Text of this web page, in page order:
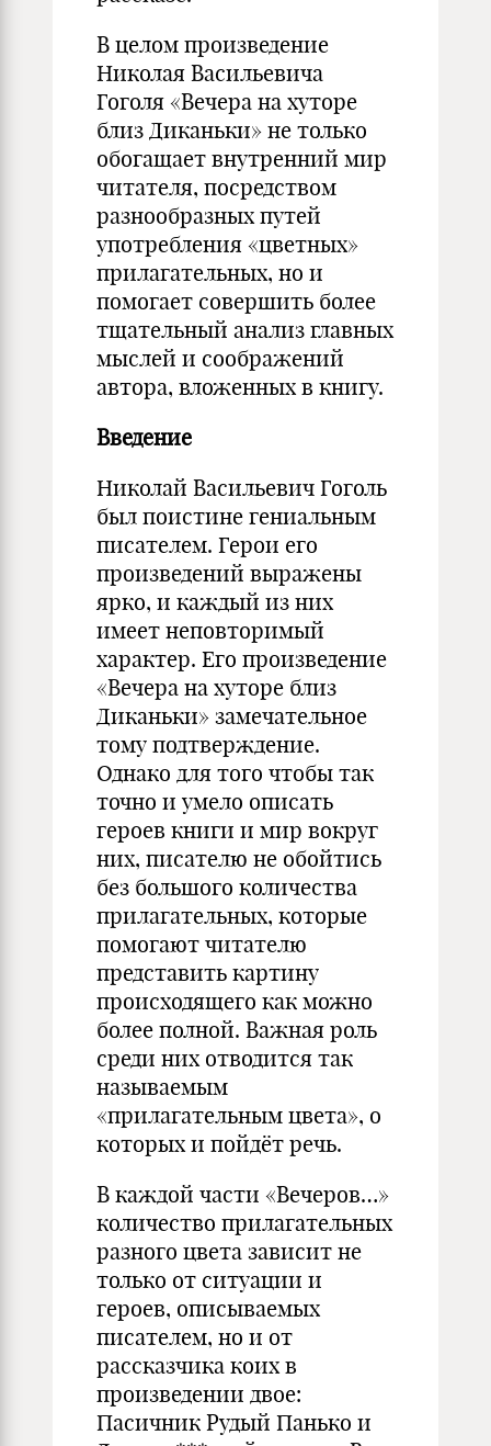
В целом произведение
Николая Васильевича
Гоголя «Вечера на хуторе
близ Диканьки» не только
обогащает внутренний мир
читателя, посредством
разнообразных путей
употребления «цветных»
прилагательных, но и
помогает совершить более
тщательный анализ главных
мыслей и соображений
автора, вложенных в книгу.
Введение
Николай Васильевич Гоголь
был поистине гениальным
писателем. Герои его
произведений выражены
ярко, и каждый из них
имеет неповторимый
характер. Его произведение
«Вечера на хуторе близ
Диканьки» замечательное
тому подтверждение.
Однако для того чтобы так
точно и умело описать
героев книги и мир вокруг
них, писателю не обойтись
без большого количества
прилагательных, которые
помогают читателю
представить картину
происходящего как можно
более полной. Важная роль
среди них отводится так
называемым
«прилагательным цвета», о
которых и пойдёт речь.
В каждой части «Вечеров…»
количество прилагательных
разного цвета зависит не
только от ситуации и
героев, описываемых
писателем, но и от
рассказчика коих в
произведении двое:
Пасичник Рудый Панько и